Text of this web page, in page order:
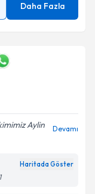
Daha Fazla
Aylin
Devamı
Haritada Göster